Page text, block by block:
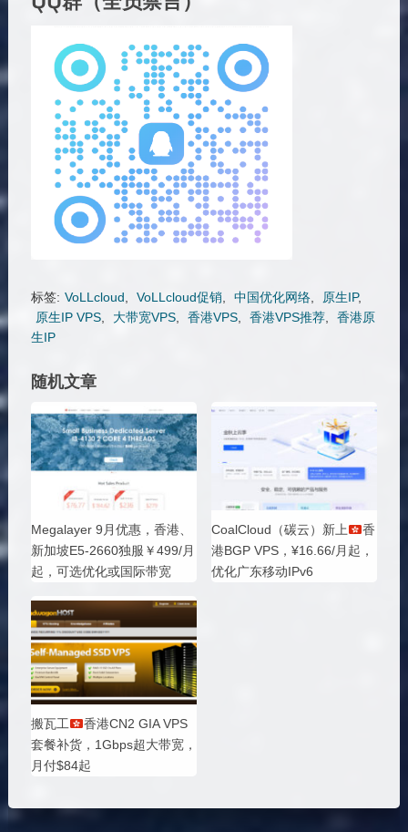
标签: VoLLcloud, VoLLcloud促销, 中国优化网络, 原生IP,
原生IP VPS, 大带宽VPS, 香港VPS, 香港VPS推荐,
香港原
生IP
随机文章
Megalayer 9月优惠，香港、
新加坡E5-2660独服￥499/月
起，可选优化或国际带宽
CoalCloud（碳云）新上
香
港BGP VPS，¥16.66/月起，
优化广东移动IPv6
搬瓦工
香港CN2 GIA VPS
套餐补货，1Gbps超大带宽，
月付$84起